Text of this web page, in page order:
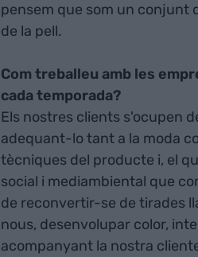
pensem que som un conjunt
de la pell.
Com treballeu amb les
cada temporada?
Els nostres clients s'ocupen
adequant-lo tant a la moda
tècniques del producte i, el
social i mediambiental que
de reconvertir-se de tirades
nous, desenvolupar color,
acompanyant la nostra